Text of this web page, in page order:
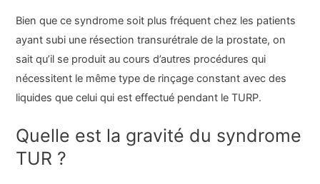
Bien que ce syndrome soit plus fréquent chez les patients
ayant subi une résection transurétrale de la prostate, on
sait qu’il se produit au cours d’autres procédures qui
nécessitent le même type de rinçage constant avec des
liquides que celui qui est effectué pendant le TURP.
Quelle est la gravité du syndrome
TUR ?